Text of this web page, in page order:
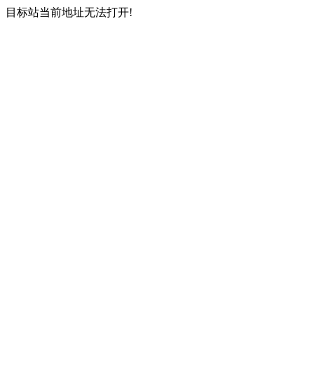
目标站当前地址无法打开!